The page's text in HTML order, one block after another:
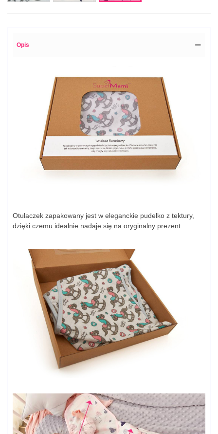
Opis
Otulaczek zapakowany jest w eleganckie pudełko z tektury,
dzięki czemu idealnie nadaje się na oryginalny prezent.